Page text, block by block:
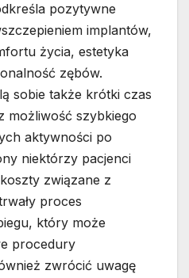
pozytywne
implantów,
życia, estetyka
zębów.
sobie także krótki czas
możliwość szybkiego
aktywności po
niektórzy pacjenci
związane z
proces
który może
procedury
zwrócić uwagę